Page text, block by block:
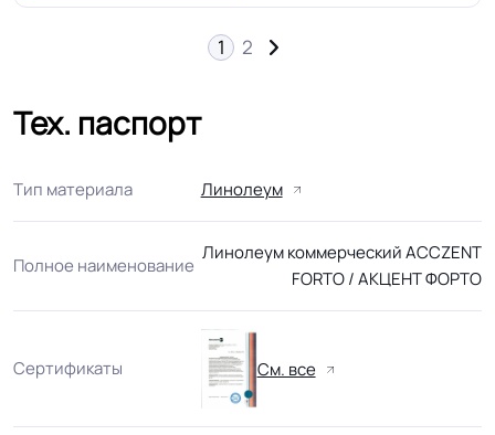
1 2 →
Тех. паспорт
Тип материала Линолеум
Полное наименование
Линолеум коммерческий ACCZENT
FORTO / АКЦЕНТ ФОРТО
Сертификаты См. все